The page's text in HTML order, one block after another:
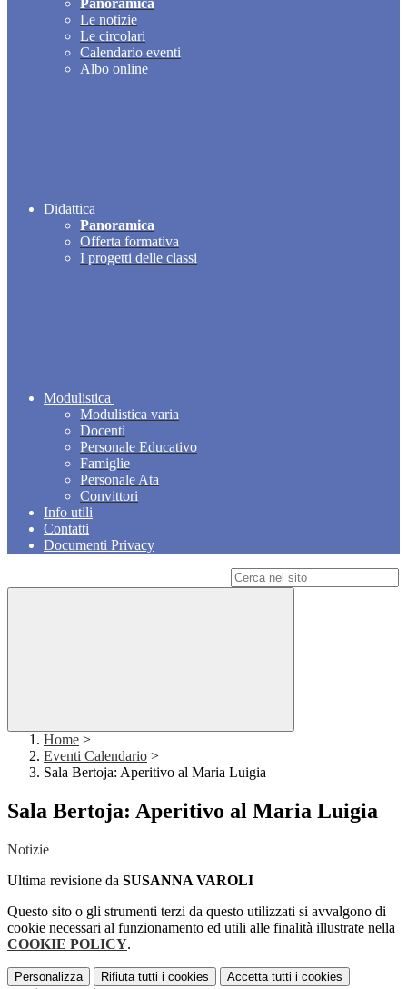
Panoramica
Le notizie
Le circolari
Calendario eventi
Albo online
Didattica
Panoramica
Offerta formativa
I progetti delle classi
Modulistica
Modulistica varia
Docenti
Personale Educativo
Famiglie
Personale Ata
Convittori
Info utili
Contatti
Documenti Privacy
Home >
Eventi Calendario >
Sala Bertoja: Aperitivo al Maria Luigia
Sala Bertoja: Aperitivo al Maria Luigia
Notizie
Ultima revisione da SUSANNA VAROLI
Questo sito o gli strumenti terzi da questo utilizzati si avvalgono di
cookie necessari al funzionamento ed utili alle finalità illustrate nella
COOKIE POLICY.
Personalizza Rifiuta tutti i cookies Accetta tutti i cookies